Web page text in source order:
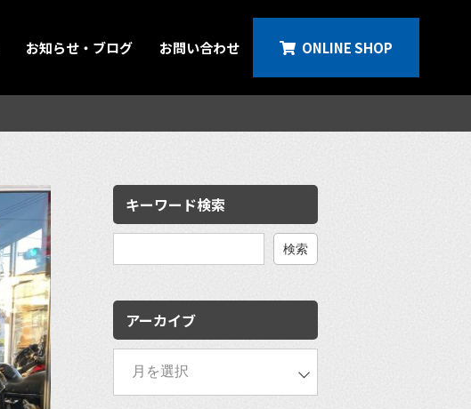
お知らせ・ブログ お問い合わせ ONLINE SHOP
キーワード検索
検
アーカイブ